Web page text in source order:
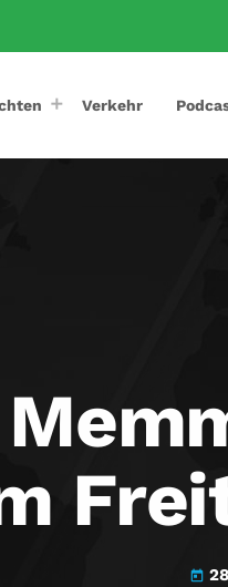
Verkehr
today